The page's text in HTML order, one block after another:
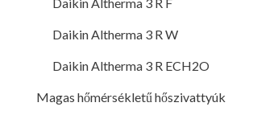
Daikin Altherma 3 R W
Daikin Altherma 3 R ECH2O
Magas hőmérsékletű hőszivattyúk